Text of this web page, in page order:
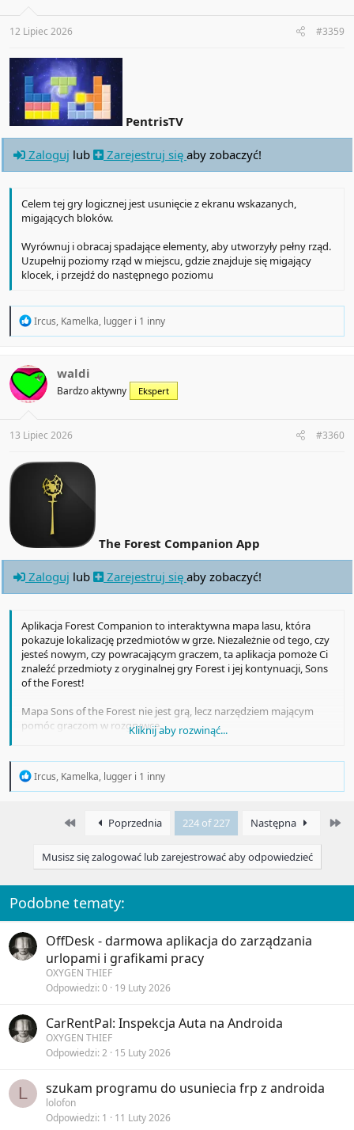
s
:
12 Lipiec 2026 #3359
PentrisTV
Zaloguj lub Zarejestruj się aby zobaczyć!
Celem tej gry logicznej jest usunięcie z ekranu wskazanych,
migających bloków.
Wyrównuj i obracaj spadające elementy, aby utworzyły pełny rząd.
Uzupełnij poziomy rząd w miejscu, gdzie znajduje się migający
klocek, i przejdź do następnego poziomu
R
e
t
i
o
s
:
Ircus, Kamelka, lugger i 1 inny
waldi
Bardzo aktywny Ekspert
13 Lipiec 2026 #3360
The Forest Companion App
Zaloguj lub Zarejestruj się aby zobaczyć!
Aplikacja Forest Companion to interaktywna mapa lasu, która
pokazuje lokalizację przedmiotów w grze. Niezależnie od tego, czy
jesteś nowym, czy powracającym graczem, ta aplikacja pomoże Ci
znaleźć przedmioty z oryginalnej gry Forest i jej kontynuacji, Sons
of the Forest!
Mapa Sons of the Forest nie jest grą, lecz narzędziem mającym
pomóc graczom w rozgrywce.
Forest ani Sons of the Forest. Jest to narzędzie informacyjne, które
pomaga graczom i zostało stworzone przez niezależnego
programistę.
Kliknij aby rozwinąć...
R
e
:
Ircus, Kamelka, lugger i 1 inny
First Poprzednia 224 of 227 Następna
Musisz się zalogować lub zarejestrować aby odpowiedzieć
Podobne tematy:
OffDesk - darmowa aplikacja do zarządzania
urlopami i grafikami pracy
OXYGEN THIEF
Odpowiedzi 0 19 Luty 2026
CarRentPal: Inspekcja Auta na Androida
OXYGEN THIEF
Odpowiedzi 2 15 Luty 2026
L szukam programu do usuniecia frp z androida
lolofon
Odpowiedzi 1 11 Luty 2026